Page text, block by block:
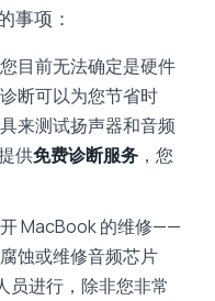
事项：
目前无法确定是硬件
断可以为您节省时
来测试扬声器和音频
供免费诊断服务 ，您
MacBook 的维修——
蚀或维修音频芯片
进行，除非您非常